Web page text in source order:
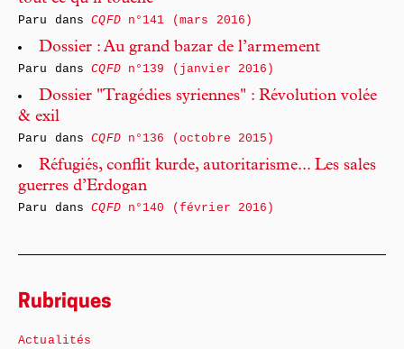
Paru dansCQFDn°141 (mars 2016)
Dossier : Au grand bazar de l’armement
Paru dansCQFDn°139 (janvier 2016)
Dossier "Tragédies syriennes" : Révolution volée
& exil
Paru dansCQFDn°136 (octobre 2015)
Réfugiés, conflit kurde, autoritarisme... Les sales
guerres d’Erdogan
Paru dansCQFDn°140 (février 2016)
Rubriques
Actualités